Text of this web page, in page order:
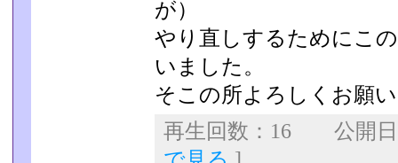
が）
やり直しするためにこ
いました。
そこの所よろしくお願
再生回数：16 公開